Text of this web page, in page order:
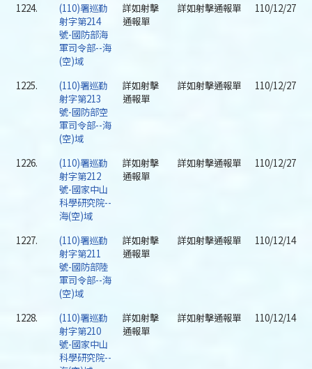
1224.
(110)署巡勤
射字第214
號-國防部海
軍司令部--海
(空)域
詳如射擊
通報單
詳如射擊通報單 110/12/27
1225.
(110)署巡勤
射字第213
號-國防部空
軍司令部--海
(空)域
詳如射擊
通報單
詳如射擊通報單 110/12/27
1226.
(110)署巡勤
射字第212
號-國家中山
科學研究院--
海(空)域
詳如射擊
通報單
詳如射擊通報單 110/12/27
1227.
(110)署巡勤
射字第211
號-國防部陸
軍司令部--海
(空)域
詳如射擊
通報單
詳如射擊通報單 110/12/14
1228.
(110)署巡勤
射字第210
號-國家中山
科學研究院--
詳如射擊
通報單
詳如射擊通報單 110/12/14